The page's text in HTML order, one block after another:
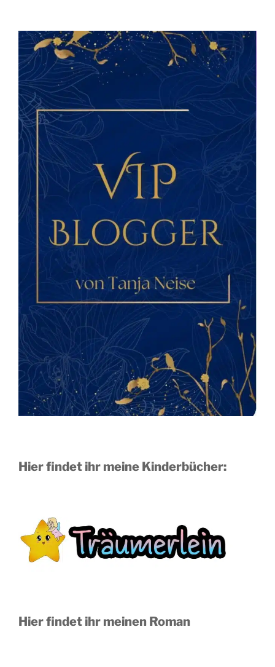
Hier findet ihr meine Kinderbücher:
Hier findet ihr meinen Roman